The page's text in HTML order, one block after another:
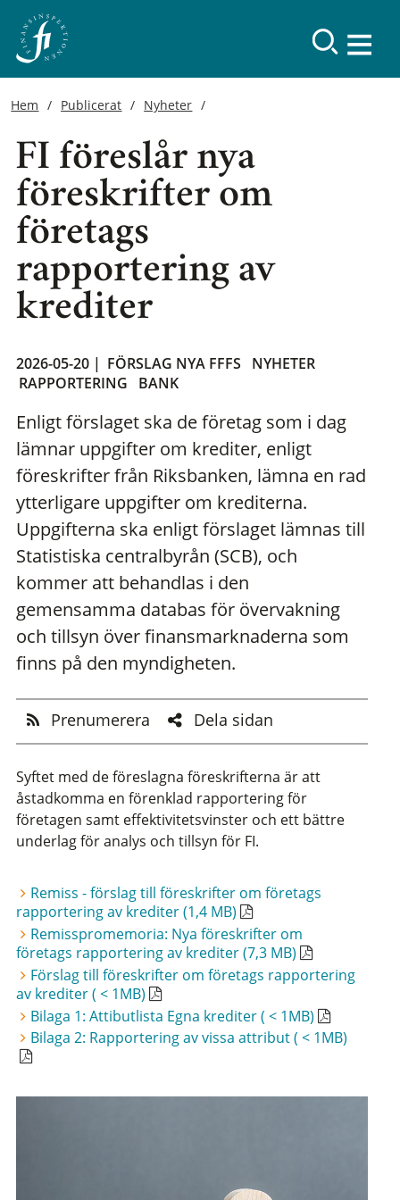
Hem Publicerat Nyheter
FI föreslår nya
föreskrifter om
företags
rapportering av
krediter
2026-05-20 | FÖRSLAG NYA FFFS
NYHETER
RAPPORTERING
BANK
Enligt förslaget ska de företag som i dag
lämnar uppgifter om krediter, enligt
föreskrifter från Riksbanken, lämna en rad
ytterligare uppgifter om krediterna.
Uppgifterna ska enligt förslaget lämnas till
Statistiska centralbyrån (SCB), och
kommer att behandlas i den
gemensamma databas för övervakning
och tillsyn över finansmarknaderna som
finns på den myndigheten.
Prenumerera Dela sidan
Syftet med de föreslagna föreskrifterna är att
åstadkomma en förenklad rapportering för
företagen samt effektivitetsvinster och ett bättre
underlag för analys och tillsyn för FI.
Remiss - förslag till föreskrifter om företags
rapportering av krediter (1,4 MB)
Remisspromemoria: Nya föreskrifter om
företags rapportering av krediter (7,3 MB)
Förslag till föreskrifter om företags rapportering
av krediter ( < 1MB)
Bilaga 1: Attibutlista Egna krediter ( < 1MB)
Bilaga 2: Rapportering av vissa attribut ( < 1MB)